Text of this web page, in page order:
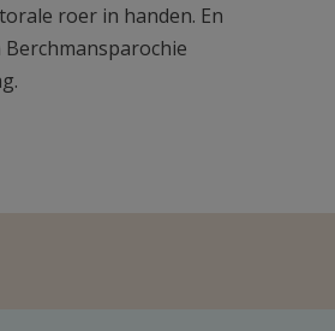
roer in handen. En